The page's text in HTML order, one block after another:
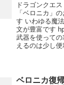
ドラゴンクエ
「ベロニカ」
す いわゆる魔
文が豊富です
武器を使って
えるのは少し便
ベロニカ復